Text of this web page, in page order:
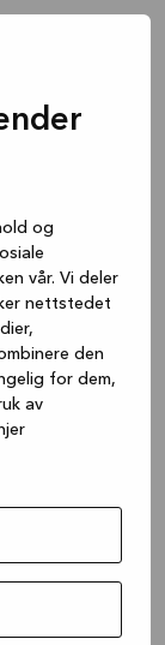
og
vår. Vi deler
nettstedet
den
for dem,
av
for more